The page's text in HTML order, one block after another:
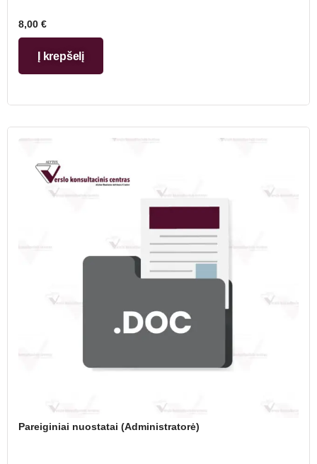
8,00 €
Į krepšelį
Pareiginiai nuostatai (Administratorė)